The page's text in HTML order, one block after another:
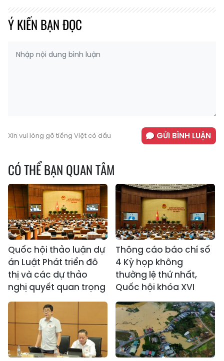
Ý KIẾN BẠN ĐỌC
Xin vui lòng gõ tiếng Việt có dấu GỬI BÌNH LUẬN
CÓ THỂ BẠN QUAN TÂM
Quốc hội thảo luận dự
án Luật Phát triển đô
thị và các dự thảo
nghị quyết quan trọng
Thông cáo báo chí số
4 Kỳ họp không
thường lệ thứ nhất,
Quốc hội khóa XVI